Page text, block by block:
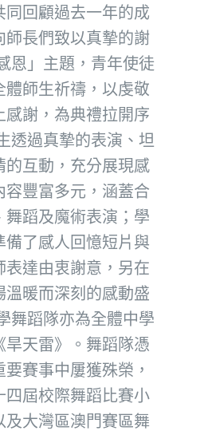
同回顧過去一年的成
師長們致以真摯的謝
恩」主題，青年使徒
體師生祈禱，以虔敬
感謝，為典禮拉開序
透過真摯的表演、坦
的互動，充分展現感
容豐富多元，涵蓋合
舞蹈及魔術表演；學
備了感人回憶短片與
表達由衷謝意，另在
溫暖而深刻的感動盛
舞蹈隊亦為全體中學
旱天雷》。舞蹈隊憑
賽事中屢獲殊榮，
四屆校際舞蹈比賽小
及大灣區澳門賽區舞